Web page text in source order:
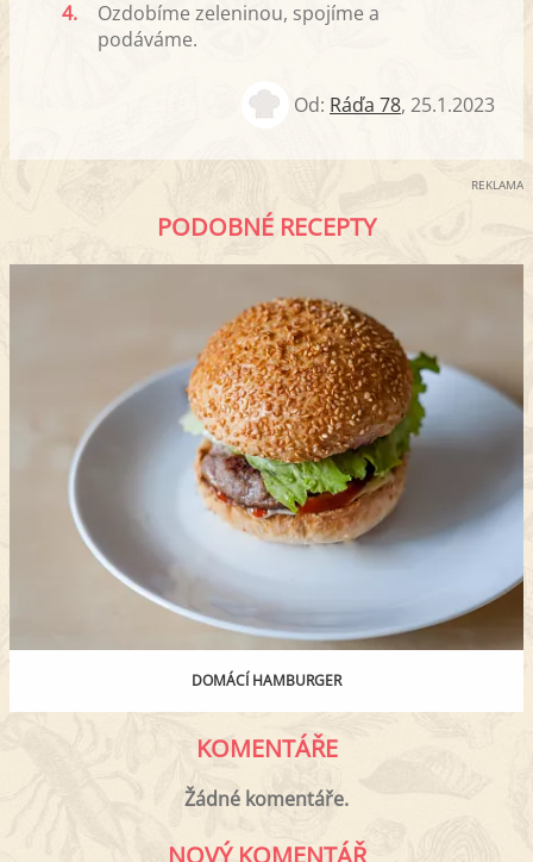
4.
Ozdobíme zeleninou, spojíme a
podáváme.
Od: Ráďa 78, 25.1.2023
REKLAMA
PODOBNÉ RECEPTY
DOMÁCÍ HAMBURGER
KOMENTÁŘE
Žádné komentáře.
NOVÝ KOMENTÁŘ